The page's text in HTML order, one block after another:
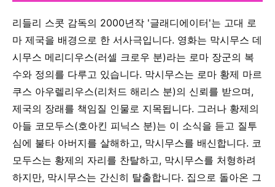
리들리 스콧 감독의 2000년작 '글래디에이터'는 고대 로
마 제국을 배경으로 한 서사극입니다. 영화는 막시무스 데
시무스 메리디우스(러셀 크로우 분)라는 로마 장군의 복
수와 정의를 다루고 있습니다. 막시무스는 로마 황제 마르
쿠스 아우렐리우스(리처드 해리스 분)의 신뢰를 받으며,
제국의 장래를 책임질 인물로 지목됩니다. 그러나 황제의
아들 코모두스(호아킨 피닉스 분)는 이 소식을 듣고 질투
심에 불타 아버지를 살해하고, 막시무스를 배신합니다. 코
모두스는 황제의 자리를 찬탈하고, 막시무스를 처형하려
하지만, 막시무스는 간신히 탈출합니다. 집으로 돌아온 그